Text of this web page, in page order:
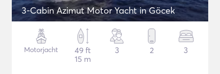
3-Cabin Azimut Motor Yacht in Göcek
Motorjacht
49 ft
15 m
3 2 3